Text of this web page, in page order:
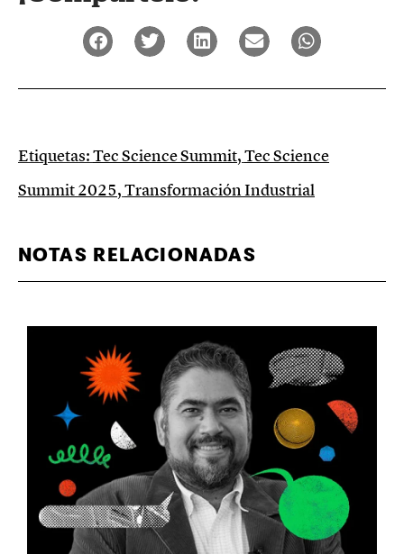
Etiquetas:Tec Science Summit,Tec Science
Summit 2025,Transformación Industrial
NOTAS RELACIONADAS